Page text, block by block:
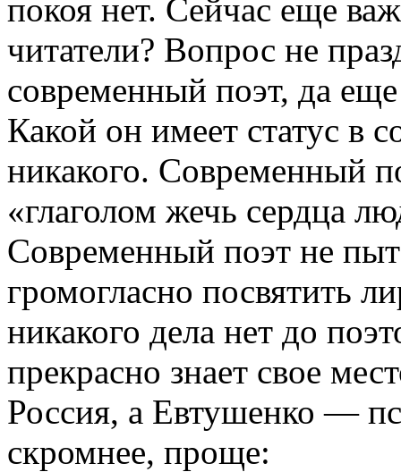
покоя нет. Сейчас еще
читатели? Вопрос не
современный поэт, да
Какой он имеет статус в
никакого. Современный
«глаголом жечь сердца
Современный поэт не
громогласно посвятить
никакого дела нет до
прекрасно знает свое
Россия, а Евтушенко —
скромнее, проще: